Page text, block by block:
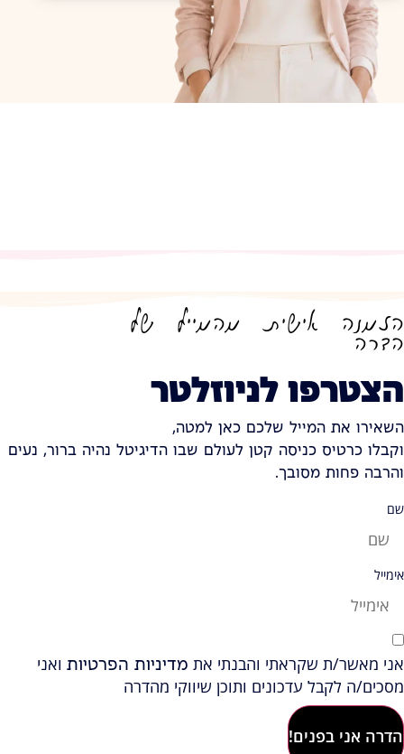
הזמנה אישית מהמייל של
הדרה
הצטרפו לניוזלטר
השאירו את המייל שלכם כאן למטה,
וקבלו כרטיס כניסה קטן לעולם שבו הדיגיטל נהיה ברור, נעים
והרבה פחות מסובך.
שם
אימייל
אני מאשר/ת שקראתי והבנתי את מדיניות הפרטיות ואני
מסכים/ה לקבל עדכונים ותוכן שיווקי מהדרה
הדרה אני בפנים!